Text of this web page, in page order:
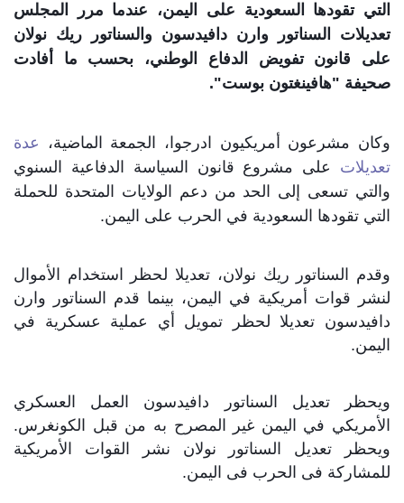
التي تقودها السعودية على اليمن، عندما مرر المجلس
تعديلات السناتور وارن دافيدسون والسناتور ريك نولان
على قانون تفويض الدفاع الوطني، بحسب ما أفادت
صحيفة "هافينغتون بوست".
وكان مشرعون أمريكيون ادرجوا، الجمعة الماضية، عدة
تعديلات على مشروع قانون السياسة الدفاعية السنوي
والتي تسعى إلى الحد من دعم الولايات المتحدة للحملة
التي تقودها السعودية في الحرب على اليمن.
وقدم السناتور ريك نولان، تعديلا لحظر استخدام الأموال
لنشر قوات أمريكية في اليمن، بينما قدم السناتور وارن
دافيدسون تعديلا لحظر تمويل أي عملية عسكرية في
اليمن.
ويحظر تعديل السناتور دافيدسون العمل العسكري
الأمريكي في اليمن غير المصرح به من قبل الكونغرس.
ويحظر تعديل السناتور نولان نشر القوات الأمريكية
للمشاركة فى الحرب فى اليمن.